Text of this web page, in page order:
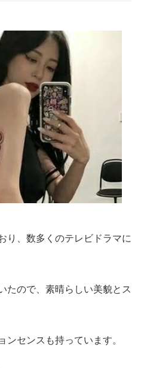
り、数多くのテレビドラマに
たので、素晴らしい美貌とス
ンセンスも持っています。